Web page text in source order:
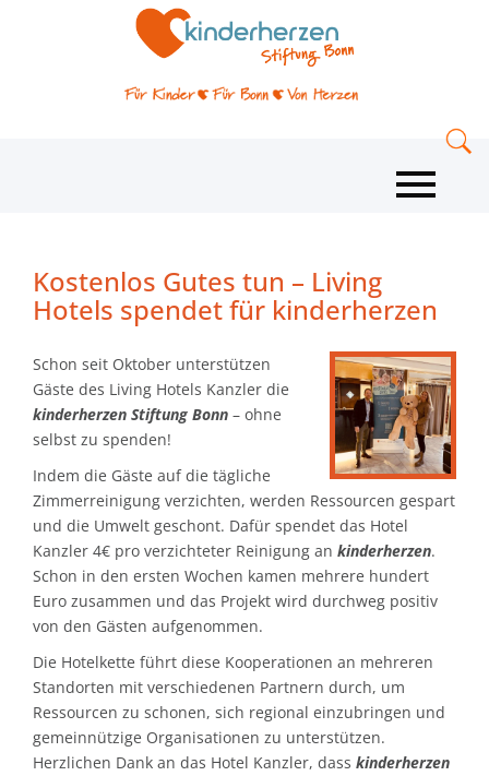
Kostenlos Gutes tun – Living
Hotels spendet für kinderherzen
Schon seit Oktober unterstützen
Gäste des Living Hotels Kanzler die
kinderherzen Stiftung Bonn – ohne
selbst zu spenden!
Indem die Gäste auf die tägliche
Zimmerreinigung verzichten, werden Ressourcen gespart
und die Umwelt geschont. Dafür spendet das Hotel
Kanzler 4€ pro verzichteter Reinigung an kinderherzen.
Schon in den ersten Wochen kamen mehrere hundert
Euro zusammen und das Projekt wird durchweg positiv
von den Gästen aufgenommen.
Die Hotelkette führt diese Kooperationen an mehreren
Standorten mit verschiedenen Partnern durch, um
Ressourcen zu schonen, sich regional einzubringen und
gemeinnützige Organisationen zu unterstützen.
Herzlichen Dank an das Hotel Kanzler, dass kinderherzen